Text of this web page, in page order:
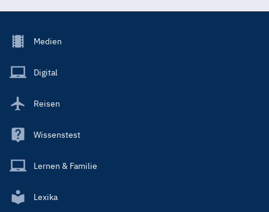
Footer
Main
Medien
Digital
Reisen
Wissenstest
Lernen & Familie
Lexika